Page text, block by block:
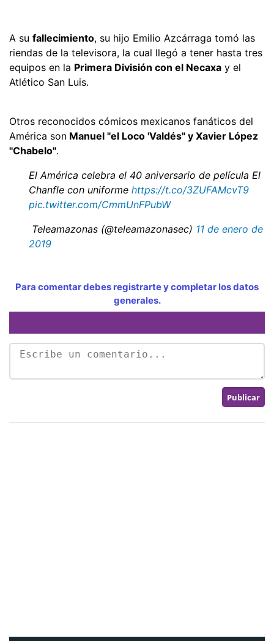
A su fallecimiento, su hijo Emilio Azcárraga tomó las
riendas de la televisora, la cual llegó a tener hasta tres
equipos en la Primera División con el Necaxa y el
Atlético San Luis.
Otros reconocidos cómicos mexicanos fanáticos del
América son Manuel "el Loco 'Valdés" y Xavier López
"Chabelo".
El América celebra el 40 aniversario de película El
Chanfle con uniforme https://t.co/3ZUFAMcvT9
pic.twitter.com/CmmUnFPubW
 Teleamazonas (@teleamazonasec) 11 de enero de
2019
Para comentar debes registrarte y completar los datos
generales.